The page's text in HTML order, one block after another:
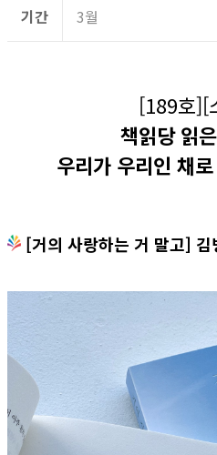
기간 3월
[189호][
책읽당 읽
우리가 우리인 채
[거의 사랑하는 거 말고] 김